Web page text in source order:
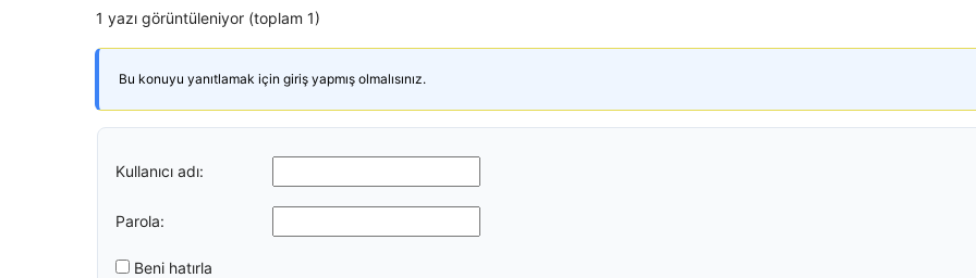
1 yazı görüntüleniyor (toplam 1)
Bu konuyu yanıtlamak için giriş yapmış olmalısınız.
Kullanıcı adı:
Parola:
Beni hatırla